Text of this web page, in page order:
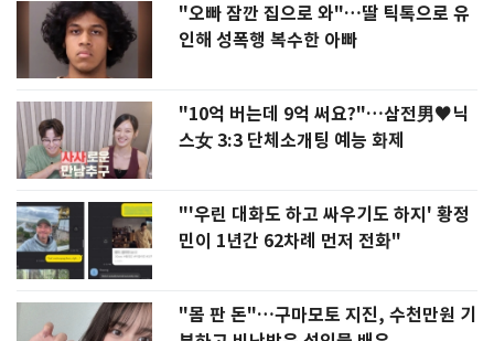
"오빠 잠깐 집으로 와"…딸 틱톡으로 유
인해 성폭행 복수한 아빠
"10억 버는데 9억 써요?"…삼전男♥닉
스女 3:3 단체소개팅 예능 화제
"'우린 대화도 하고 싸우기도 하지' 황정
민이 1년간 62차례 먼저 전화"
"몸 판 돈"…구마모토 지진, 수천만원 기